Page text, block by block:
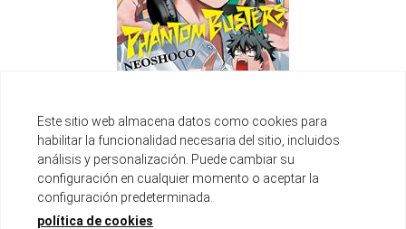
PHANTOM BUSTERS 04
Disponible
9,00 €
Este sitio web almacena datos como cookies para
habilitar la funcionalidad necesaria del sitio, incluidos
análisis y personalización. Puede cambiar su
configuración en cualquier momento o aceptar la
configuración predeterminada.
política de cookies